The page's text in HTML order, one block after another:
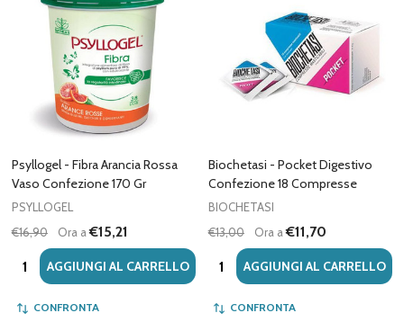
Psyllogel - Fibra Arancia Rossa
Vaso Confezione 170 Gr
PSYLLOGEL
€16,90
Ora a€15,21
Quantità:AGGIUNGI AL CARRELLO
CONFRONTA
Biochetasi - Pocket Digestivo
Confezione 18 Compresse
BIOCHETASI
€13,00
Ora a€11,70
Quantità:AGGIUNGI AL CARRELLO
CONFRONTA